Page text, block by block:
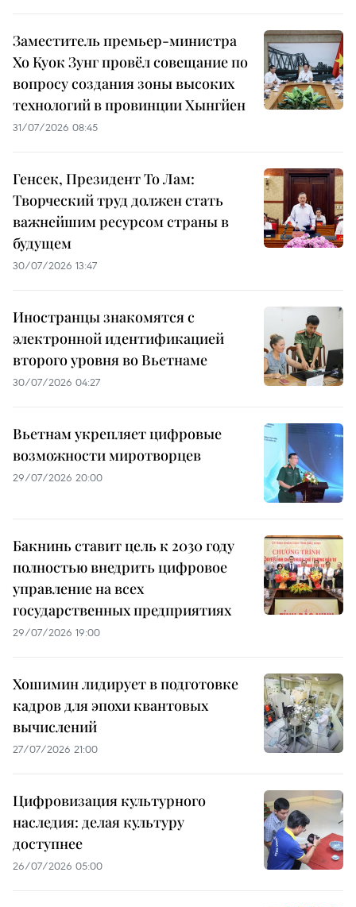
Заместитель премьер-министра
Хо Куок Зунг провёл совещание по
вопросу создания зоны высоких
технологий в провинции Хынгйен
31/07/2026 08:45
Генсек, Президент То Лам:
Творческий труд должен стать
важнейшим ресурсом страны в
будущем
30/07/2026 13:47
Иностранцы знакомятся с
электронной идентификацией
второго уровня во Вьетнаме
30/07/2026 04:27
Вьетнам укрепляет цифровые
возможности миротворцев
29/07/2026 20:00
Бакнинь ставит цель к 2030 году
полностью внедрить цифровое
управление на всех
государственных предприятиях
29/07/2026 19:00
Хошимин лидирует в подготовке
кадров для эпохи квантовых
вычислений
27/07/2026 21:00
Цифровизация культурного
наследия: делая культуру
доступнее
26/07/2026 05:00